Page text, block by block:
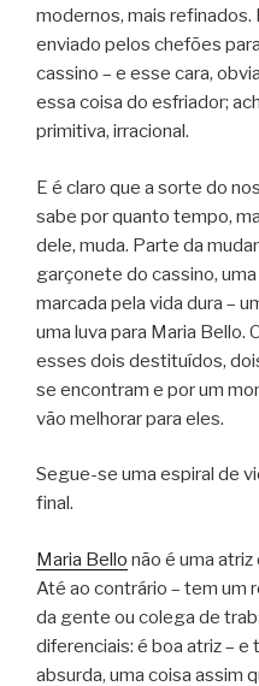
modernos, mais
enviado pelos chefões
cassino – e esse cara,
essa coisa do esfriador;
primitiva, irracional.
E é claro que a sorte do
sabe por quanto tempo,
dele, muda. Parte da
garçonete do cassino,
marcada pela vida dura –
uma luva para Maria Bello.
esses dois destituídos,
se encontram e por um
vão melhorar para eles.
Segue-se uma espiral de
final.
Maria Bello não é uma
Até ao contrário – tem um
da gente ou colega de
diferenciais: é boa atriz – e
absurda, uma coisa assim